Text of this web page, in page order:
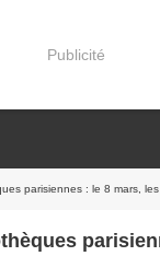
Publicité
: le 8 mars, les féministes étaient